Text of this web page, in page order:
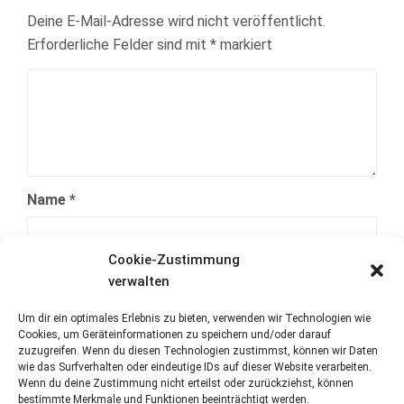
Cookie-Zustimmung
verwalten
Um dir ein optimales Erlebnis zu bieten, verwenden wir Technologien wie
Cookies, um Geräteinformationen zu speichern und/oder darauf
zuzugreifen. Wenn du diesen Technologien zustimmst, können wir Daten
wie das Surfverhalten oder eindeutige IDs auf dieser Website verarbeiten.
Wenn du deine Zustimmung nicht erteilst oder zurückziehst, können
bestimmte Merkmale und Funktionen beeinträchtigt werden.
Deine E-Mail-Adresse wird nicht veröffentlicht.
Erforderliche Felder sind mit * markiert
Name *
E-Mail-Adresse*
Website